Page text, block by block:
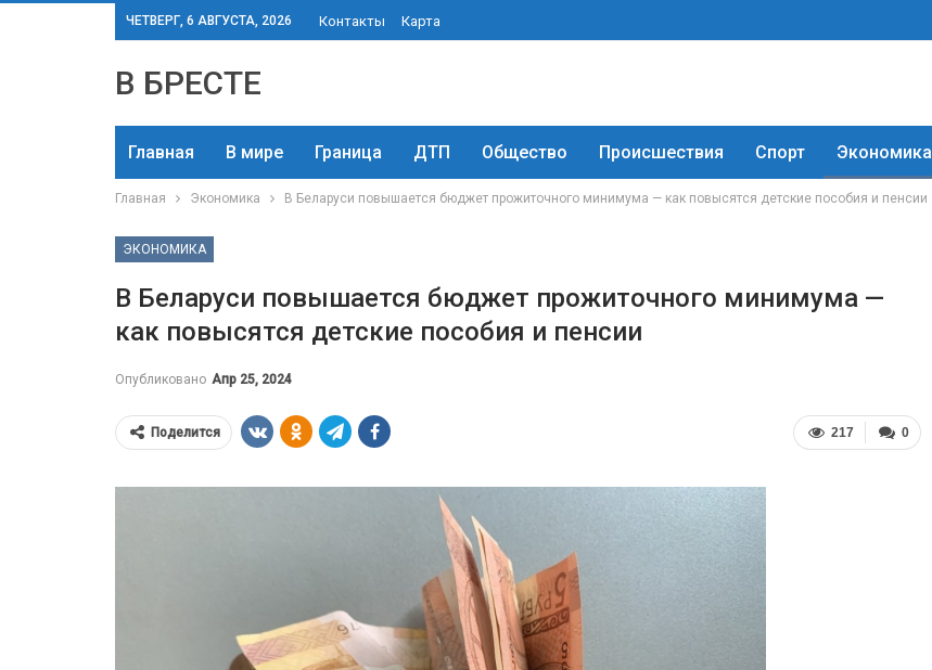
ЧЕТВЕРГ, 6 АВГУСТА, 2026 Контакты Карта
В БРЕСТЕ
Главная В мире Граница ДТП Общество Происшествия Спорт Экономика
Главная Экономика В Беларуси повышается бюджет прожиточного минимума — как повысятся детские пособия и пенсии
ЭКОНОМИКА
В Беларуси повышается бюджет прожиточного минимума —
как повысятся детские пособия и пенсии
Опубликовано Апр 25, 2024
0
217
Поделится